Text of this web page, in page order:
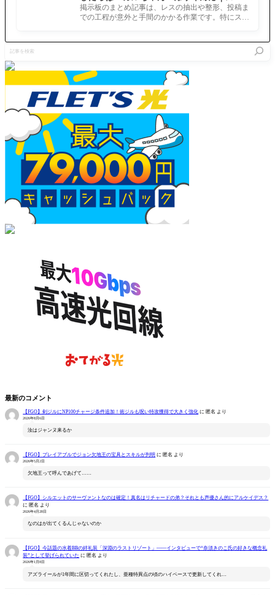
ホでまとめ記事を作れるアプリ FGOのまと
め記事ができるまで
掲示板のまとめ記事は、レスの抽出や整形、投稿ま
での工程が意外と手間のかかる作業です。特にスマ
を
検
最新のコメント
【FGO】剣ジルにNP100チャージ条件追加！術ジルも呪い特攻獲得で大きく強化 に 匿名 より
2026年8月6日
汝はジャンヌ来るか
【FGO】プレイアブルでジョン欠地王の宝具とスキルが判明 に 匿名 より
2026年5月2日
欠地王って呼んであげて……
【FGO】シルエットのサーヴァントなのは確定！真名はリチャードの弟？それとも声優さん的にアルケイデス？
に 匿名 より
2026年4月28日
なのはが出てくるんじゃないのか
【FGO】今話題の水着BBの絆礼装「深淵のラストリゾート」――インタビューで“奈須きのこ氏の好きな概念礼
装”として挙げられていた に 匿名 より
2026年1月8日
アズライールが1年間に区切ってくれたし、亜種特異点の頃のハイペースで更新してくれ…